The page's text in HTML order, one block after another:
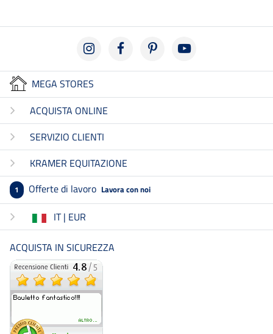
MEGA STORES
ACQUISTA ONLINE
SERVIZIO CLIENTI
KRAMER EQUITAZIONE
1 Offerte di lavoro Lavora con noi
IT | EUR
ACQUISTA IN SICUREZZA